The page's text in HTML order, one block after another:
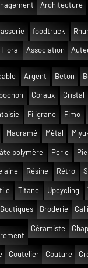
Architecture
foodtruck
Association
Argent Beton
Coraux Cristal
Filigrane Fimo
Macramé Métal
polymère Perle
Résine Rétro
Titane Upcycling
Boutiques Broderie
Céramiste
Coutelier Couture